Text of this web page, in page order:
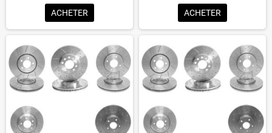
ACHETER ACHETER